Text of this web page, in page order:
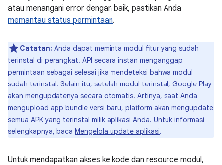
atau menangani error dengan baik, pastikan Anda
memantau status permintaan.
Catatan: Anda dapat meminta modul fitur yang sudah
terinstal di perangkat. API secara instan menganggap
permintaan sebagai selesai jika mendeteksi bahwa modul
sudah terinstal. Selain itu, setelah modul terinstal, Google Play
akan mengupdatenya secara otomatis. Artinya, saat Anda
mengupload app bundle versi baru, platform akan mengupdate
semua APK yang terinstal milik aplikasi Anda. Untuk informasi
selengkapnya, baca Mengelola update aplikasi.
Untuk mendapatkan akses ke kode dan resource modul,